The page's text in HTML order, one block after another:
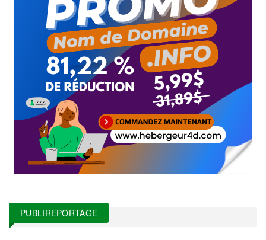
PUBLIREPORTAGE